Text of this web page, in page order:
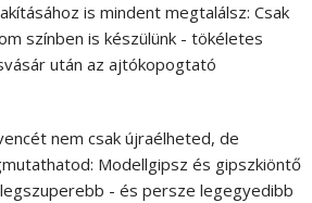
is mindent megtalálsz: Csak
színben is készülünk - tökéletes
után az ajtókopogtató
nem csak újraélheted, de
Modellgipsz és gipszkiöntő
- és persze legegyedibb